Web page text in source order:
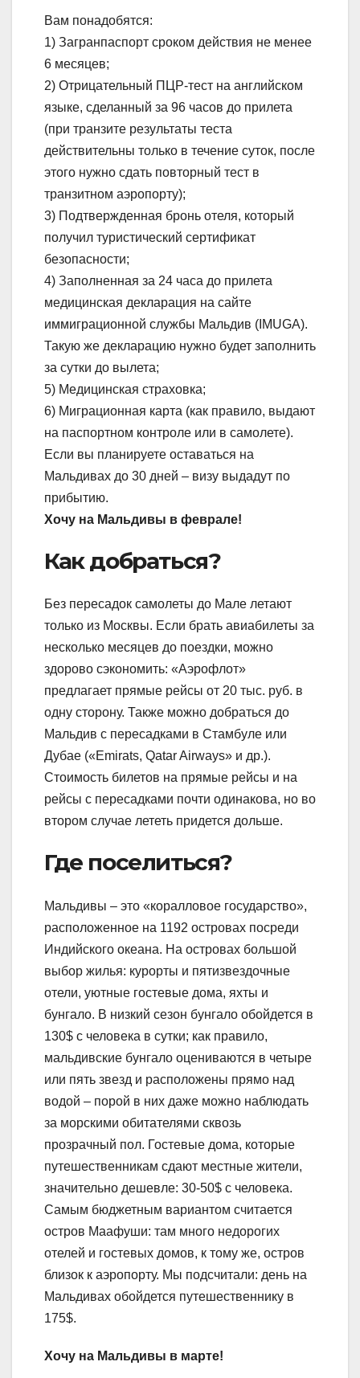
Вам понадобятся:
1) Загранпаспорт сроком действия не менее
6 месяцев;
2) Отрицательный ПЦР-тест на английском
языке, сделанный за 96 часов до прилета
(при транзите результаты теста
действительны только в течение суток, после
этого нужно сдать повторный тест в
транзитном аэропорту);
3) Подтвержденная бронь отеля, который
получил туристический сертификат
безопасности;
4) Заполненная за 24 часа до прилета
медицинская декларация на сайте
иммиграционной службы Мальдив (IMUGA).
Такую же декларацию нужно будет заполнить
за сутки до вылета;
5) Медицинская страховка;
6) Миграционная карта (как правило, выдают
на паспортном контроле или в самолете).
Если вы планируете оставаться на
Мальдивах до 30 дней – визу выдадут по
прибытию.
Хочу на Мальдивы в феврале!
Как добраться?
Без пересадок самолеты до Мале летают
только из Москвы. Если брать авиабилеты за
несколько месяцев до поездки, можно
здорово сэкономить: «Аэрофлот»
предлагает прямые рейсы от 20 тыс. руб. в
одну сторону. Также можно добраться до
Мальдив с пересадками в Стамбуле или
Дубае («Emirats, Qatar Airways» и др.).
Стоимость билетов на прямые рейсы и на
рейсы с пересадками почти одинакова, но во
втором случае лететь придется дольше.
Где поселиться?
Мальдивы – это «коралловое государство»,
расположенное на 1192 островах посреди
Индийского океана. На островах большой
выбор жилья: курорты и пятизвездочные
отели, уютные гостевые дома, яхты и
бунгало. В низкий сезон бунгало обойдется в
130$ с человека в сутки; как правило,
мальдивские бунгало оцениваются в четыре
или пять звезд и расположены прямо над
водой – порой в них даже можно наблюдать
за морскими обитателями сквозь
прозрачный пол. Гостевые дома, которые
путешественникам сдают местные жители,
значительно дешевле: 30-50$ с человека.
Самым бюджетным вариантом считается
остров Маафуши: там много недорогих
отелей и гостевых домов, к тому же, остров
близок к аэропорту. Мы подсчитали: день на
Мальдивах обойдется путешественнику в
175$.
Хочу на Мальдивы в марте!